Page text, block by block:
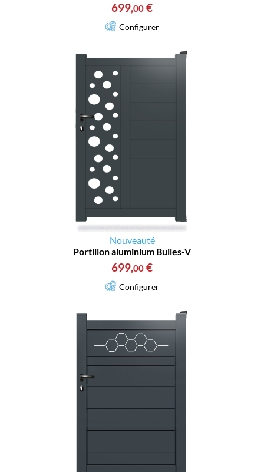
699,00 €
Configurer
Nouveauté
Portillon aluminium Bulles-V
699,00 €
Configurer